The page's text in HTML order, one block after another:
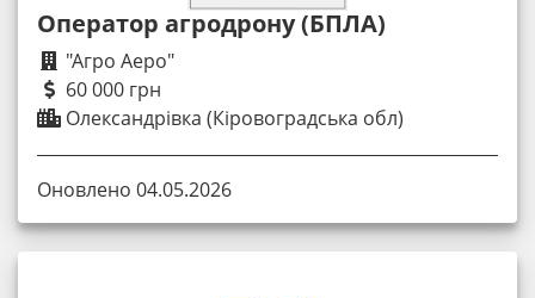
Оператор агродрону (БПЛА)
"Агро Аеро"
60 000 грн
Олександрівка (Кіровоградська обл)
Оновлено 04.05.2026